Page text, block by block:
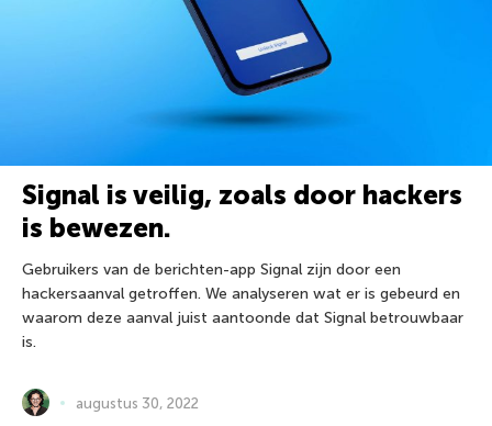
Signal is veilig, zoals door hackers
is bewezen.
Gebruikers van de berichten-app Signal zijn door een
hackersaanval getroffen. We analyseren wat er is gebeurd en
waarom deze aanval juist aantoonde dat Signal betrouwbaar
is.
augustus 30, 2022